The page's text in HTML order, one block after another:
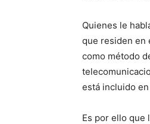
Quienes le
que residen en
como método
está incluido
Es por ello que